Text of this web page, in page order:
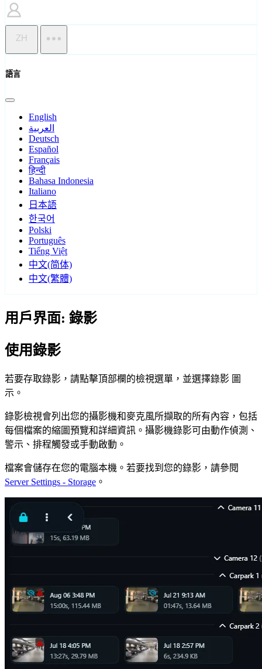
ZH
語言
English
العربية
Deutsch
Español
Français
हिन्दी
Bahasa Indonesia
Italiano
日本語
한국어
Polski
Português
Tiếng Việt
中文(简体)
中文(繁體)
用戶界面: 錄影
使用錄影
若要存取錄影，請點擊頂部欄的檢視選單，並選擇錄影 圖
示。
錄影檢視會列出您的攝影機和麥克風所擷取的所有內容，包括
每個檔案的縮圖預覽和詳細資訊。攝影機錄影可由動作偵測、
警示、排程觸發或手動啟動。
檔案會儲存在您的電腦本機。若要找到您的錄影，請參閱
Server Settings - Storage 。